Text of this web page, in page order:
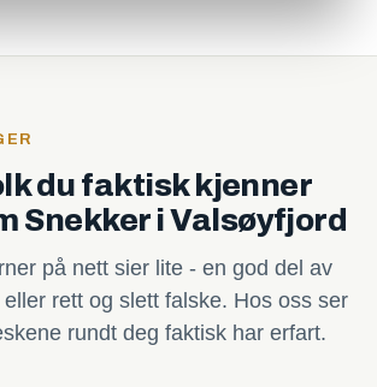
du faktisk kjenner
Snekker i Valsøyfjord
på nett sier lite - en god del av
rett og slett falske. Hos oss ser
rundt deg faktisk har erfart.